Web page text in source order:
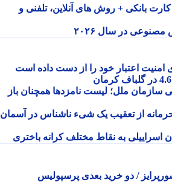
+ روش های آنلاین، تلفنی و
در سال ۲۰۲۶
اعتبار خود را از دست داده است
ملل؛ لیست نامزدها همچنان باز
از تعقیب یک شیء ناشناس در آسمان
به نقاط مختلف کرانه باختری
/ دو خرید بعدی پرسپولیس